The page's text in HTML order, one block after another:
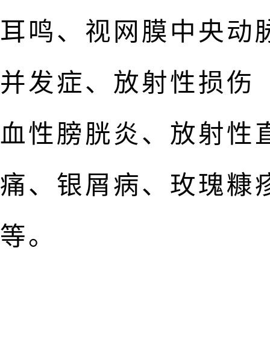
耳鸣、视网膜中央动
并发症、放射性损伤
血性膀胱炎、放射性
痛、银屑病、玫瑰糠
等。